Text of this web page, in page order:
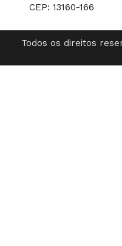
CEP: 13160-166
Todos os direitos